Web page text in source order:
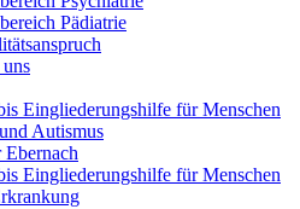
Pädiatrie
Eingliederungshilfe für Menschen
Autismus
Eingliederungshilfe für Menschen